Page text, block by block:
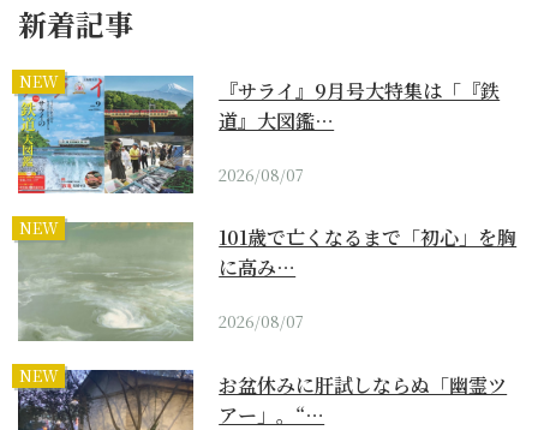
新着記事
NEW
『サライ』9月号大特集は「『鉄
道』大図鑑…
2026/08/07
NEW
101歳で亡くなるまで「初心」を胸
に高み…
2026/08/07
NEW
お盆休みに肝試しならぬ「幽霊ツ
アー」。“…